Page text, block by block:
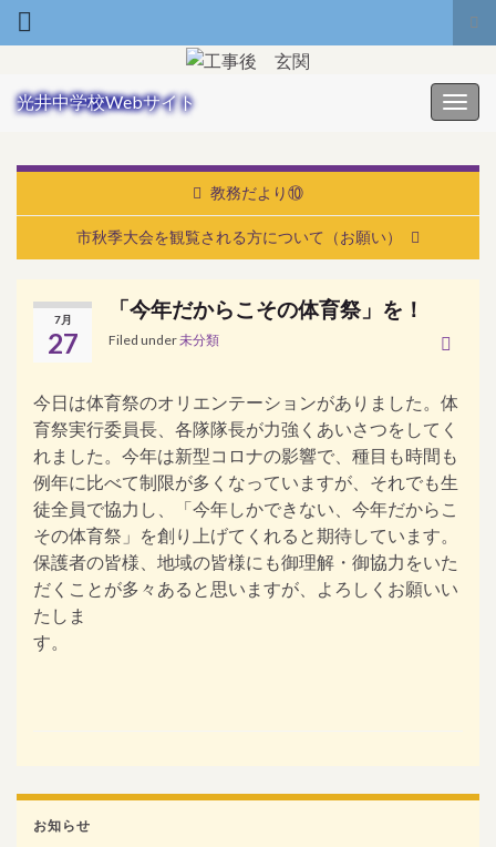
Search for:
光井中学校Webサイト
教務だより⑩
市秋季大会を観覧される方について（お願い）
7月
27
「今年だからこその体育祭」を！
Filed under未分類
今日は体育祭のオリエンテーションがありました。体
育祭実行委員長、各隊隊長が力強くあいさつをしてく
れました。今年は新型コロナの影響で、種目も時間も
例年に比べて制限が多くなっていますが、それでも生
徒全員で協力し、「今年しかできない、今年だからこ
その体育祭」を創り上げてくれると期待しています。
保護者の皆様、地域の皆様にも御理解・御協力をいた
だくことが多々あると思いますが、よろしくお願いい
たしま
す。
お知らせ